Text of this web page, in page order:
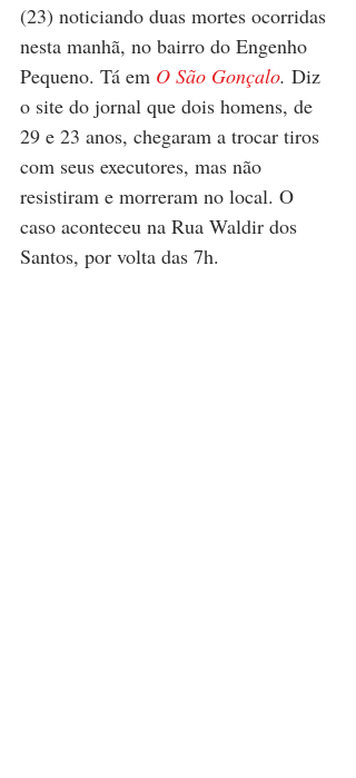
(23) noticiando duas mortes ocorridas
nesta manhã, no bairro do Engenho
Pequeno. Tá em O São Gonçalo. Diz
o site do jornal que dois homens, de
29 e 23 anos, chegaram a trocar tiros
com seus executores, mas não
resistiram e morreram no local. O
caso aconteceu na Rua Waldir dos
Santos, por volta das 7h.